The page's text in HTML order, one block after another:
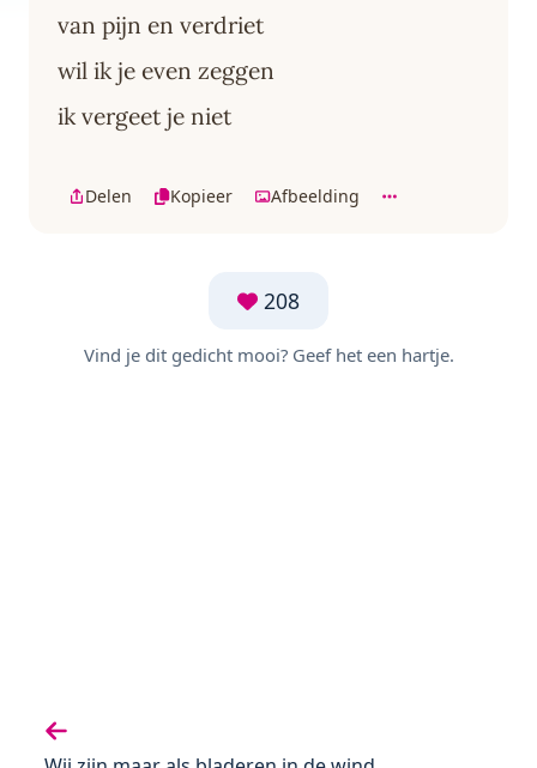
van pijn en verdriet
wil ik je even zeggen
ik vergeet je niet
Delen Kopieer Afbeelding
208
Vind je dit gedicht mooi? Geef het een hartje.